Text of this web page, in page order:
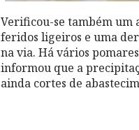
Verificou-se também um
feridos ligeiros e uma
na via. Há vários
informou que a
ainda cortes de